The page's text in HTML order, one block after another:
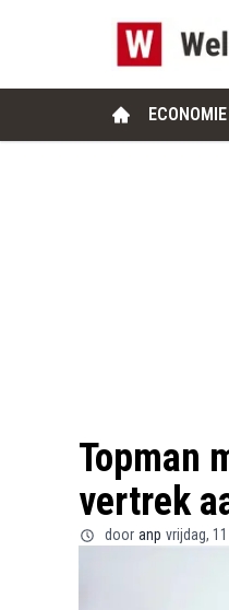
ECONOMIE
Topman
vertrek
door anp vrijdag,